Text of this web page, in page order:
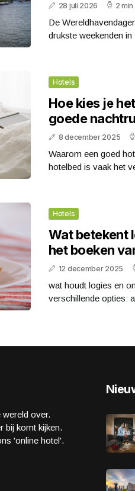
28 juli 2026 2
De
drukste weekenden
Hotels
Hoe kies je
goede
8 december 2025
Waarom een goed
hotelbed is vaak het
Hotels
Wat betekent
het boeken
12 december 2025
wat houdt logies en
verschillende opties:
wereld over.
bij komt kijken.
'online hotel'.